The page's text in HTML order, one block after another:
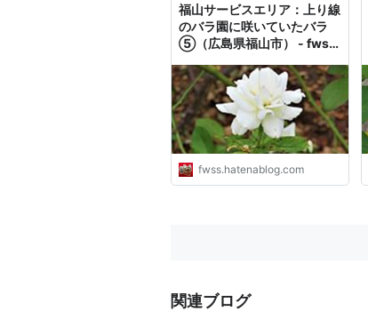
福山サービスエリア：上り線
のバラ園に咲いていたバラ
⑤（広島県福山市） - fwss
fwss.hatenablog.com
関連ブログ